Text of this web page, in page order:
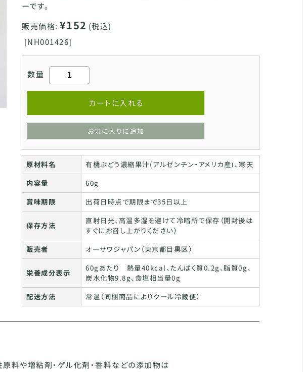
ーです。
販売価格: ¥152 (税込)
[NH001426]
数量
カートに入れる
お気に入りに追加
原材料名
有機ぶどう濃縮果汁(アルゼンチン・アメリカ産)､寒天
内容量
60g
賞味期限
出荷日時点で期限まで35日以上
保存方法
直射日光、高温多湿を避けて冷暗所で保存（開封後は
すぐにお召し上がりください）
販売者
オーサワジャパン（東京都目黒区）
栄養成分表示
60gあたり 熱量40kcal、たんぱく質0.2g、脂質0g、
炭水化物9.8g、食塩相当量0g
配送方法
常温（同梱商品によりクール冷蔵便）
料や増粘剤・ゲル化剤・香料などの添加物は